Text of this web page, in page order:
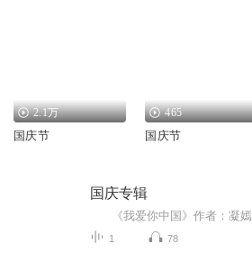
2.1万
国庆节
465
国庆节
国庆专辑
1 78